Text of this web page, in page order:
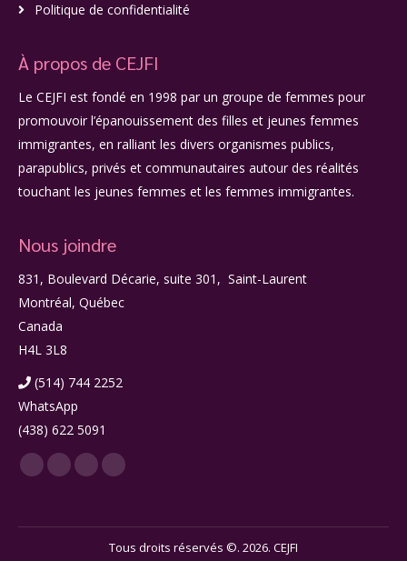
Politique de confidentialité
À propos de CEJFI
Le CEJFI est fondé en 1998 par un groupe de femmes pour
promouvoir l’épanouissement des filles et jeunes femmes
immigrantes, en ralliant les divers organismes publics,
parapublics, privés et communautaires autour des réalités
touchant les jeunes femmes et les femmes immigrantes.
Nous joindre
831, Boulevard Décarie, suite 301, Saint-Laurent
Montréal, Québec
Canada
H4L 3L8
(514) 744 2252
WhatsApp
(438) 622 5091
Facebook
LinkedIn
TwitterInstagram
in
Tous droits réservés ©. 2026. CEJFI